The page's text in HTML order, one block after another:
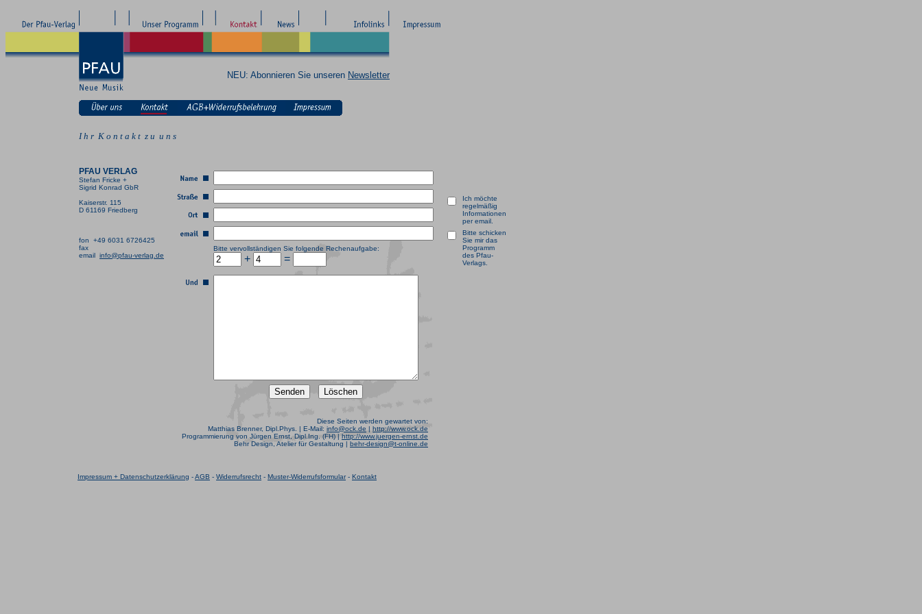
NEU: Abonnieren Sie unseren Newsletter
I h r K o n t a k t z u u n s
PFAU VERLAG
Stefan Fricke +
Sigrid Konrad GbR
Kaiserstr. 115
D 61169 Friedberg
fon +49 6031 6726425
fax
email info@pfau-verlag.de
Bitte vervollständigen Sie folgende Rechenaufgabe:
+ =
Ich möchte
regelmäßig
Informationen
per email.
Bitte schicken
Sie mir das
Programm
des Pfau-
Verlags.
Diese Seiten werden gewartet von:
Matthias Brenner, Dipl.Phys. | E-Mail: info@ock.de | http://www.ock.de
Programmierung von Jürgen Ernst, Dipl.Ing. (FH) | http://www.juergen-ernst.de
Behr Design, Atelier für Gestaltung | behr-design@t-online.de
Impressum + Datenschutzerklärung -AGB - Widerrufsrecht - Muster-Widerrufsformular- Kontakt